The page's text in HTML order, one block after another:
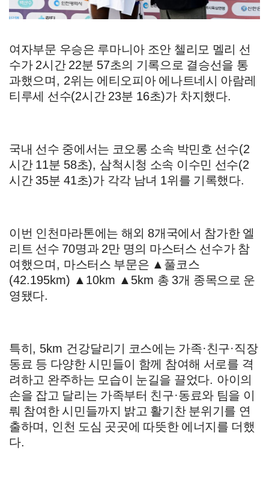
여자부문 우승은 루마니아 조안 첼리모 멜리 선
수가 2시간 22분 57초의 기록으로 결승선을 통
과했으며 , 2위는 에티오피아 에나트네시 아람레
티루세 선수(2시간 23분 16초)가 차지했다.
국내 선수 중에서는 코오롱 소속 박민호 선수(2
시간 11분 58초), 삼척시청 소속 이수민 선수(2
시간 35분 41초)가 각각 남녀 1위를 기록했다.
이번 인천마라톤에는 해외 8개국에서 참가한 엘
리트 선수 70명과 2만 명의 마스터스 선수가 참
여했으며 , 마스터스 부문은 ▲ 풀코스
(42.195km) ▲ 10km ▲ 5km 총 3개 종목으로 운
영됐다.
특히 , 5km 건강달리기 코스에는 가족·친구·직장
동료 등 다양한 시민들이 함께 참여해 서로를 격
려하고 완주하는 모습이 눈길을 끌었다. 아이의
손을 잡고 달리는 가족부터 친구·동료와 팀을 이
뤄 참여한 시민들까지 밝고 활기찬 분위기를 연
출하며 , 인천 도심 곳곳에 따뜻한 에너지를 더했
다.